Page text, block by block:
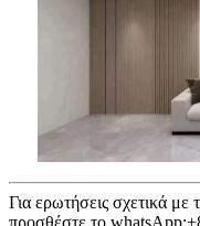
Για ερωτήσεις σχετικά με
προσθέστε το